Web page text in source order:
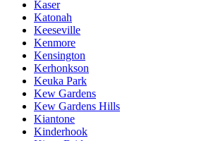
Kaser
Katonah
Keeseville
Kenmore
Kensington
Kerhonkson
Keuka Park
Kew Gardens
Kew Gardens Hills
Kiantone
Kinderhook